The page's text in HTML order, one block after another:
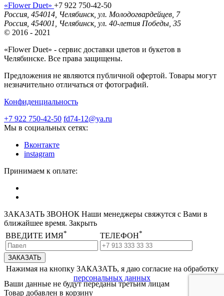
«Flower Duet» +7 922 750-42-50
Россия 454014 Челябинск, ул. Молодогвардейцев, 7
Россия 454001 Челябинск, ул. 40-летия Победы, 35
© 2016 - 2021
«Flower Duet» - сервис доставки цветов и букетов в
Челябинске. Все права защищены.
Предложения не являются публичной офертой. Товары могут
незначительно отличаться от фотографий.
Конфиденциальность
+7 922 750-42-50 fd74-12@ya.ru
Мы в социальных сетях:
Вконтакте
instagram
Принимаем к оплате:
ЗАКАЗАТЬ ЗВОНОК Наши менеджеры свяжутся с Вами в
ближайшее время. Закрыть
ВВЕДИТЕ ИМЯ* ТЕЛЕФОН*
Нажимая на кнопку ЗАКАЗАТЬ, я даю согласие на обработку
персональных данных
Ваши данные не будут переданы третьим лицам
Товар добавлен в корзину